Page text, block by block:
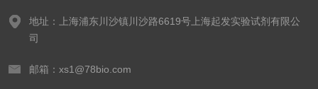
地址：上海浦东川沙镇川沙路6619号上海起发实验试剂有限公
司
邮箱：xs1@78bio.com